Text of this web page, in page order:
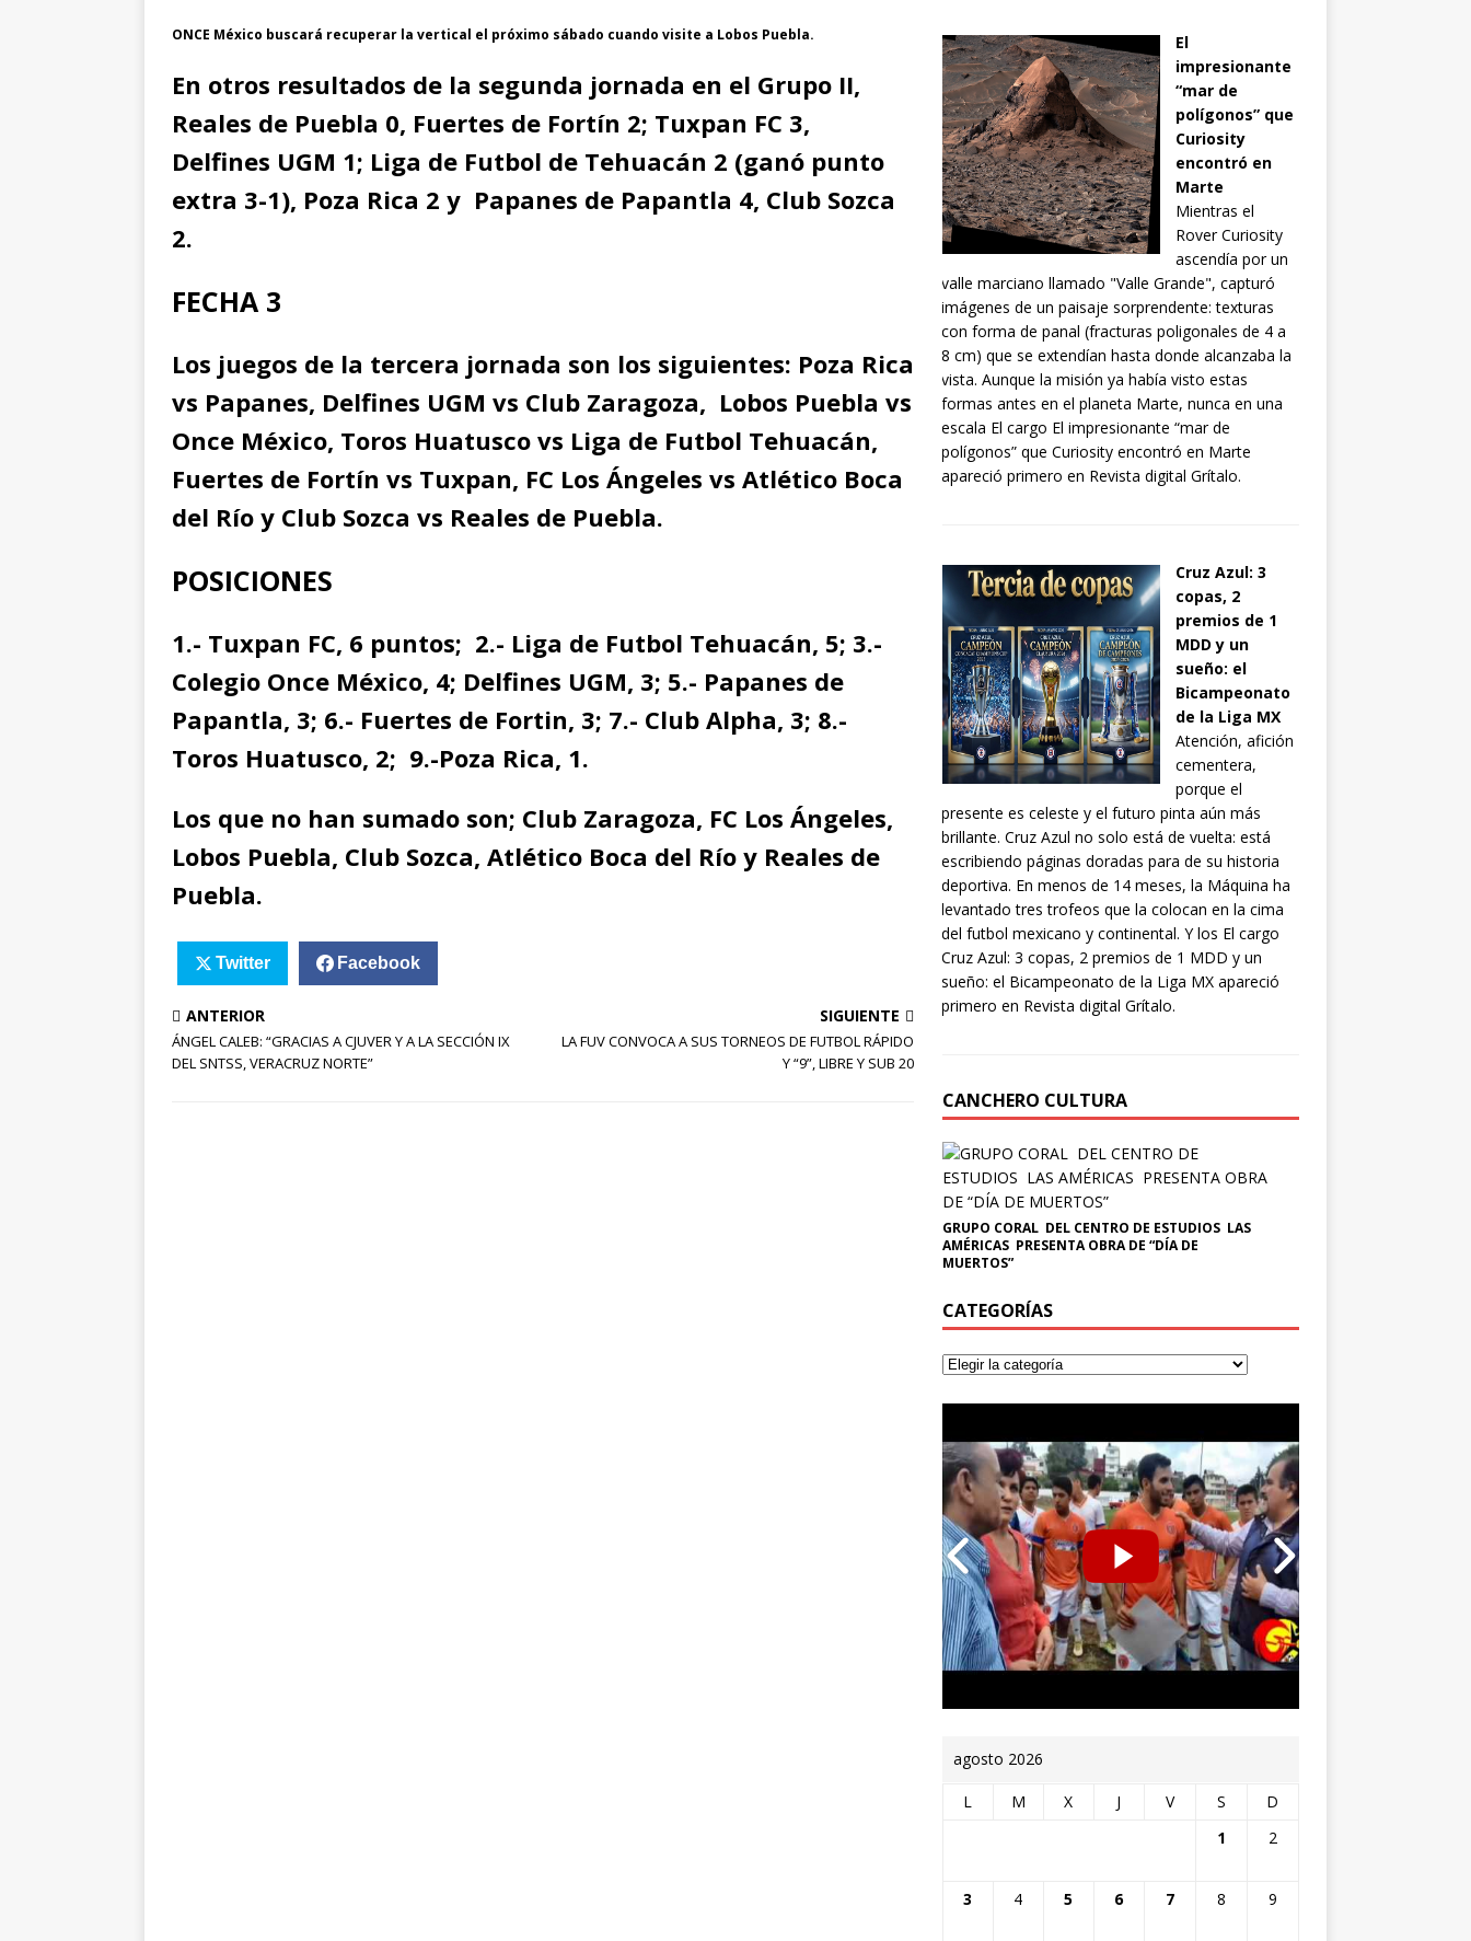
ONCE México buscará recuperar la vertical el próximo sábado cuando visite a Lobos Puebla.
En otros resultados de la segunda jornada en el Grupo II,
Reales de Puebla 0, Fuertes de Fortín 2; Tuxpan FC 3,
Delfines UGM 1; Liga de Futbol de Tehuacán 2 (ganó punto
extra 3-1), Poza Rica 2 y Papanes de Papantla 4, Club Sozca
2.
FECHA 3
Los juegos de la tercera jornada son los siguientes: Poza Rica
vs Papanes, Delfines UGM vs Club Zaragoza, Lobos Puebla vs
Once México, Toros Huatusco vs Liga de Futbol Tehuacán,
Fuertes de Fortín vs Tuxpan, FC Los Ángeles vs Atlético Boca
del Río y Club Sozca vs Reales de Puebla.
POSICIONES
1.- Tuxpan FC, 6 puntos; 2.- Liga de Futbol Tehuacán, 5; 3.-
Colegio Once México, 4; Delfines UGM, 3; 5.- Papanes de
Papantla, 3; 6.- Fuertes de Fortin, 3; 7.- Club Alpha, 3; 8.-
Toros Huatusco, 2; 9.-Poza Rica, 1.
Los que no han sumado son; Club Zaragoza, FC Los Ángeles,
Lobos Puebla, Club Sozca, Atlético Boca del Río y Reales de
Puebla.
Twitter Facebook
ANTERIOR
ÁNGEL CALEB: “GRACIAS A CJUVER Y A LA SECCIÓN IX
DEL SNTSS, VERACRUZ NORTE”
SIGUIENTE
LA FUV CONVOCA A SUS TORNEOS DE FUTBOL RÁPIDO
Y “9”, LIBRE Y SUB 20
El
impresionante
“mar de
polígonos” que
Curiosity
encontró en
Marte
Mientras el
Rover Curiosity
ascendía por un
valle marciano llamado "Valle Grande", capturó
imágenes de un paisaje sorprendente: texturas
con forma de panal (fracturas poligonales de 4 a
8 cm) que se extendían hasta donde alcanzaba la
vista. Aunque la misión ya había visto estas
formas antes en el planeta Marte, nunca en una
escala El cargo El impresionante “mar de
polígonos” que Curiosity encontró en Marte
apareció primero en Revista digital Grítalo.
Cruz Azul: 3
copas, 2
premios de 1
MDD y un
sueño: el
Bicampeonato
de la Liga MX
Atención, afición
cementera,
porque el
presente es celeste y el futuro pinta aún más
brillante. Cruz Azul no solo está de vuelta: está
escribiendo páginas doradas para de su historia
deportiva. En menos de 14 meses, la Máquina ha
levantado tres trofeos que la colocan en la cima
del futbol mexicano y continental. Y los El cargo
Cruz Azul: 3 copas, 2 premios de 1 MDD y un
sueño: el Bicampeonato de la Liga MX apareció
primero en Revista digital Grítalo.
CANCHERO CULTURA
GRUPO CORAL DEL CENTRO DE ESTUDIOS LAS
AMÉRICAS PRESENTA OBRA DE “DÍA DE
MUERTOS”
CATEGORÍAS
agosto 2026
L M X J V S
D
1
2
3 4 5 6 7 8 9